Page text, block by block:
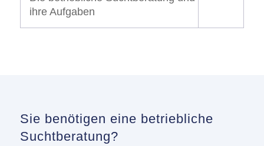
ihre Aufgaben
Sie benötigen eine betriebliche
Suchtberatung?